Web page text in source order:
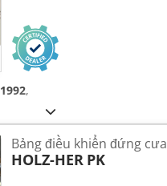
1992,
Bảng điều khiển đứng cưa
HOLZ-HER PK